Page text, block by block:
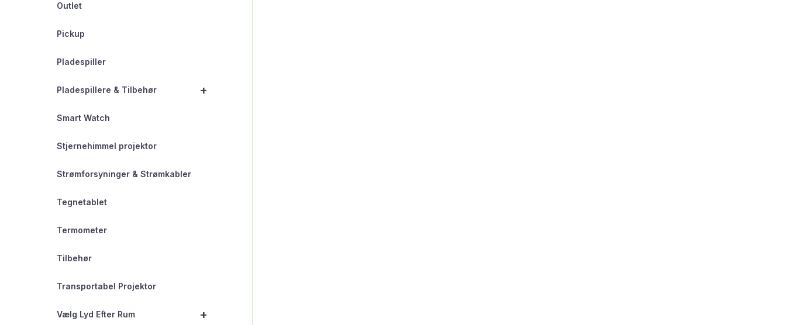
Outlet
Pickup
Pladespiller
+
Pladespillere & Tilbehør
Smart Watch
Stjernehimmel projektor
Strømforsyninger & Strømkabler
Tegnetablet
Termometer
Tilbehør
Transportabel Projektor
+
Vælg Lyd Efter Rum